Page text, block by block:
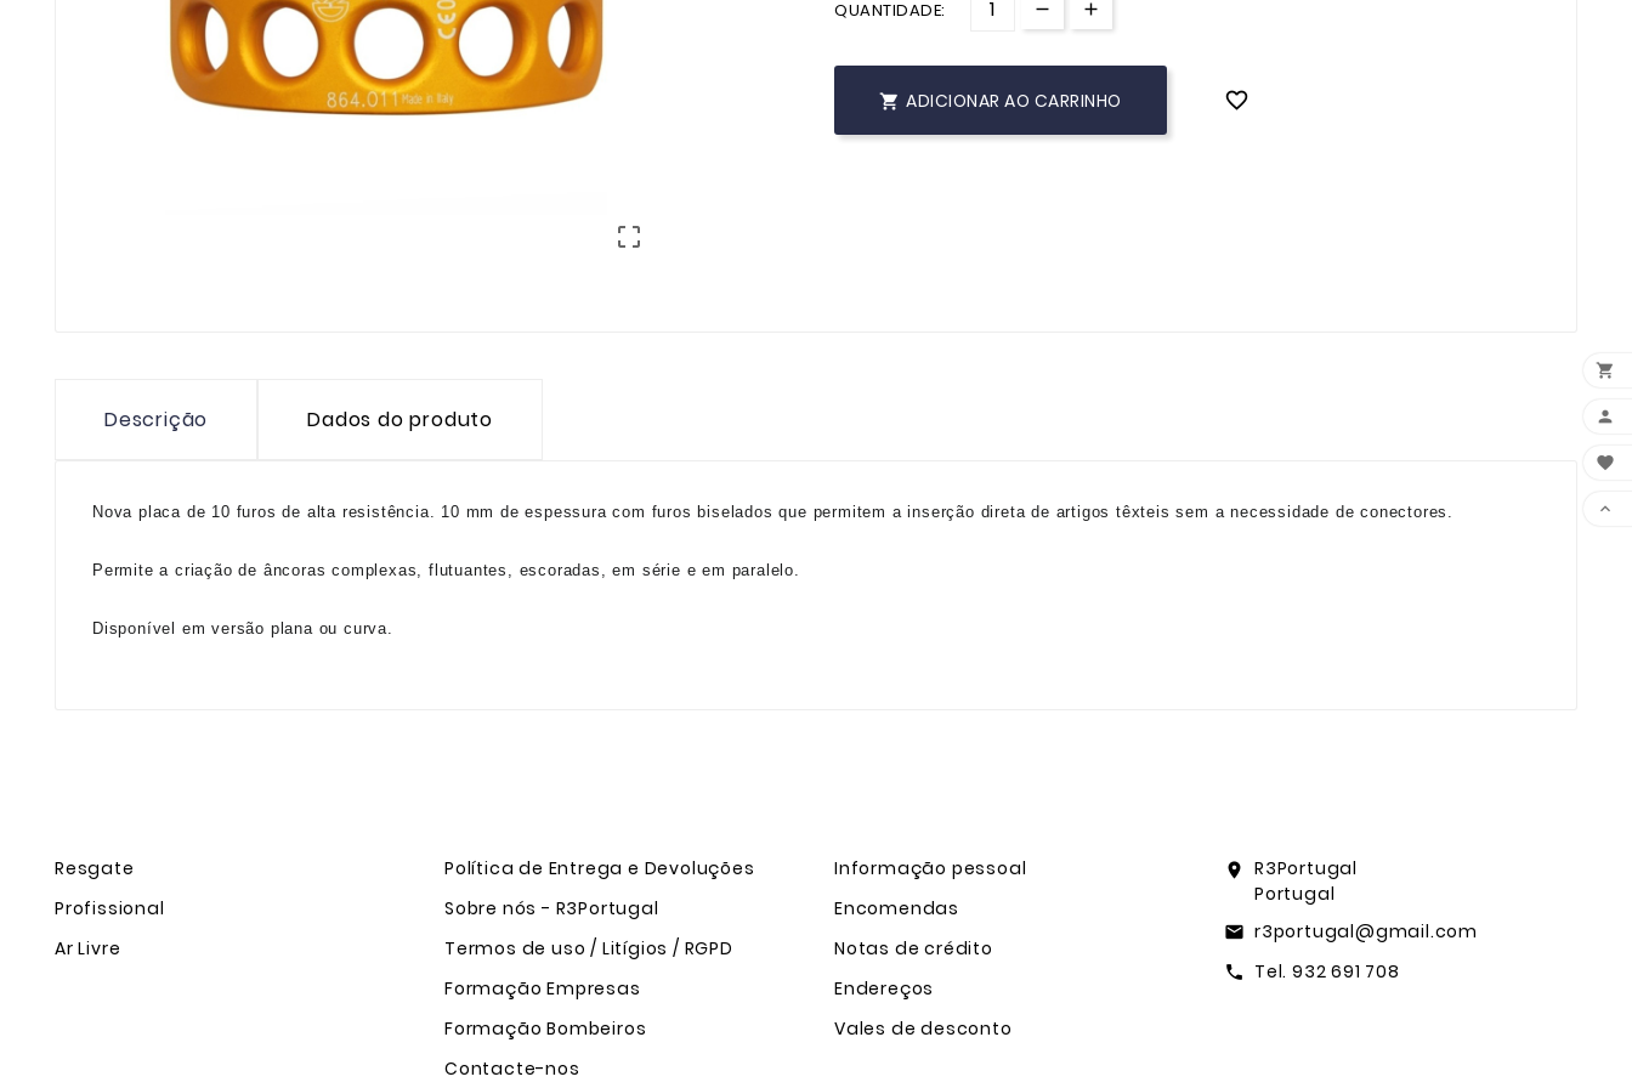

QUANTIDADE:
 ADICIONAR AO CARRINHO 
Descrição Dados do produto
Nova placa de 10 furos de alta resistência. 10 mm de espessura com furos biselados que permitem a inserção direta de artigos têxteis sem a necessidade de conectores.
Permite a criação de âncoras complexas, flutuantes, escoradas, em série e em paralelo.
Disponível em versão plana ou curva.
Resgate
Profissional
Ar Livre
Política de Entrega e Devoluções
Sobre nós - R3Portugal
Termos de uso / Litígios / RGPD
Formação Empresas
Formação Bombeiros
Contacte-nos
Informação pessoal
Encomendas
Notas de crédito
Endereços
Vales de desconto
location_on
R3Portugal
Portugal
email r3portugal@gmail.com
call Tel. 932 691 708



